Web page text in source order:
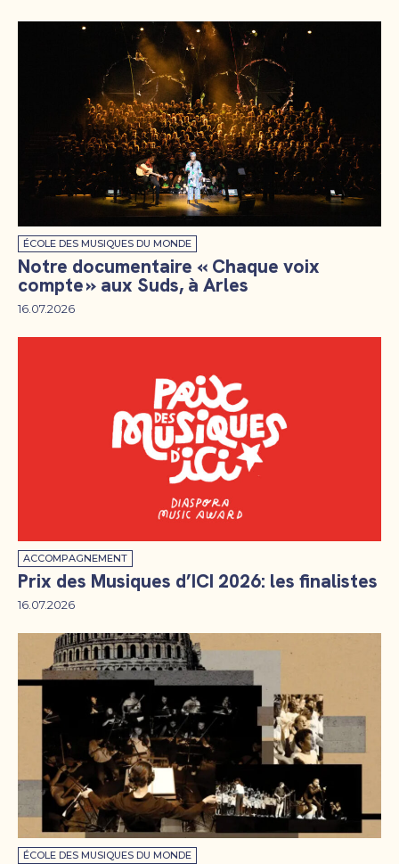
ÉCOLE DES MUSIQUES DU MONDE
Notre documentaire « Chaque voix
compte » aux Suds, à Arles
16.07.2026
ACCOMPAGNEMENT
Prix des Musiques d’ICI 2026: les finalistes
16.07.2026
ÉCOLE DES MUSIQUES DU MONDE